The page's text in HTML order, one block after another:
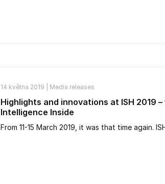
14 května 2019 | Media releases
Highlights and innovations at ISH 2019 –
Intelligence Inside
From 11-15 March 2019, it was that time again.